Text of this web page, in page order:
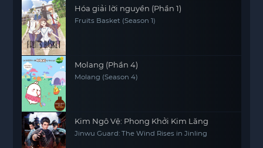
Hóa giải lời nguyền (Phần 1)
Fruits Basket (Season 1)
Molang (Phần 4)
Molang (Season 4)
Kim Ngô Vệ: Phong Khởi Kim Lăng
Jinwu Guard: The Wind Rises in Jinling